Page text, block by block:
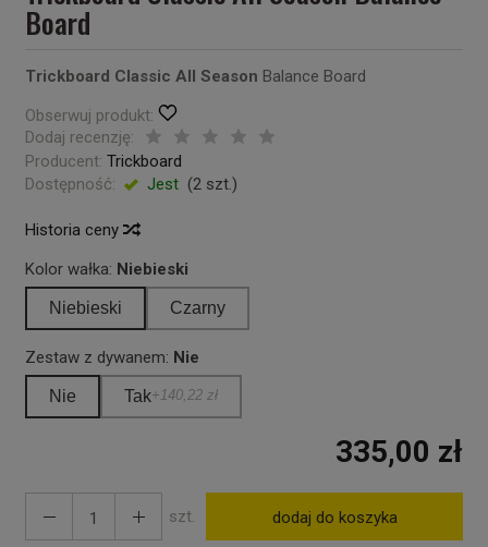
Board
Trickboard Classic All Season Balance Board
Obserwuj produkt:
Dodaj recenzję:
Producent: Trickboard
Dostępność:
Jest (2szt.)
Historia ceny
Kolor wałka: Niebieski
Niebieski Czarny
Zestaw z dywanem: Nie
Nie Tak+140,22 zł
335,00 zł
szt. dodaj do koszyka